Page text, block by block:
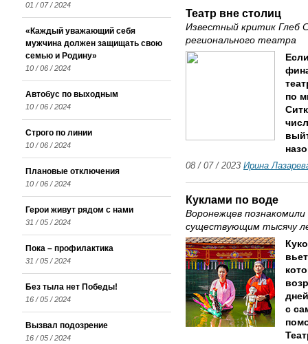
Театр вне столиц
Известный критик Глеб
регионального театра
по
08 / 07 / 2023 Ирина
Куклами по воде
Воронежцев
существующим тысячу
с
01 / 07 / 2024
«Каждый уважающий себя
мужчина должен защищать свою
семью и Родину»
10 / 06 / 2024
Автобус по выходным
10 / 06 / 2024
Строго по линии
10 / 06 / 2024
Плановые отключения
10 / 06 / 2024
Герои живут рядом с нами
31 / 05 / 2024
Пока – профилактика
31 / 05 / 2024
Без тыла нет Победы!
16 / 05 / 2024
Вызвал подозрение
16 / 05 / 2024